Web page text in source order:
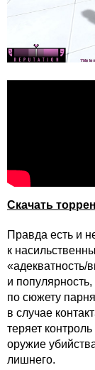
Скачать
Правда есть и
к
«адекватность/
и
по сюжету
в случае
теряет
оружие
лишнего.